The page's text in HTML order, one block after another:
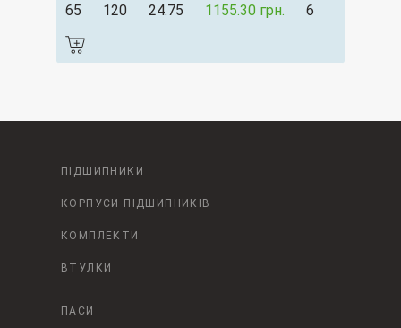
65
120 24.75 1155.30 грн. 6
ПІДШИПНИКИ
КОРПУСИ ПІДШИПНИКІВ
КОМПЛЕКТИ
ВТУЛКИ
ПАСИ